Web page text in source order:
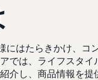
はたらきかけ、コ
では、ライフスタイ
介し、商品情報を提